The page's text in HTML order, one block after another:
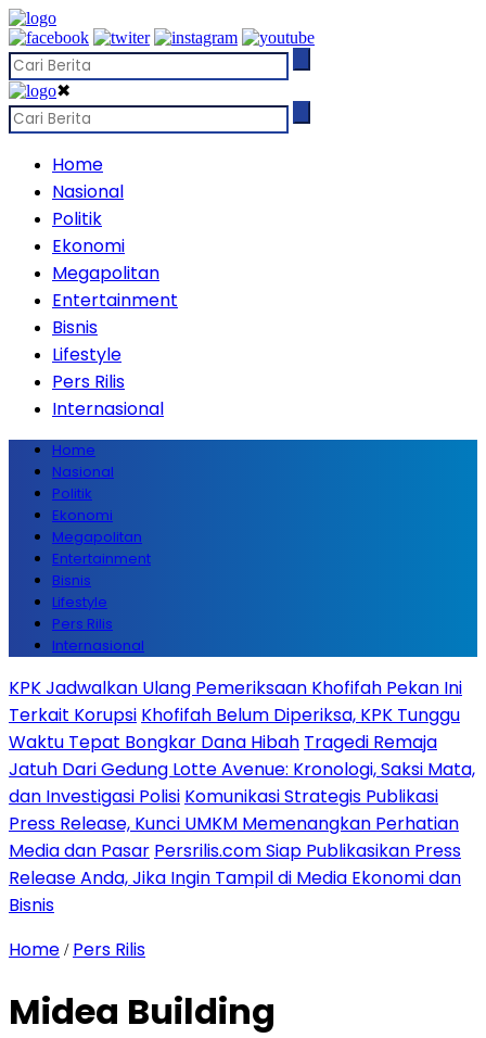
✖
Home
Nasional
Politik
Ekonomi
Megapolitan
Entertainment
Bisnis
Lifestyle
Pers Rilis
Internasional
Home
Nasional
Politik
Ekonomi
Megapolitan
Entertainment
Bisnis
Lifestyle
Pers Rilis
Internasional
KPK Jadwalkan Ulang Pemeriksaan Khofifah Pekan Ini
Terkait Korupsi Khofifah Belum Diperiksa, KPK Tunggu
Waktu Tepat Bongkar Dana Hibah Tragedi Remaja
Jatuh Dari Gedung Lotte Avenue: Kronologi, Saksi Mata,
dan Investigasi Polisi Komunikasi Strategis Publikasi
Press Release, Kunci UMKM Memenangkan Perhatian
Media dan Pasar Persrilis.com Siap Publikasikan Press
Release Anda, Jika Ingin Tampil di Media Ekonomi dan
Bisnis
Home / Pers Rilis
Midea Building